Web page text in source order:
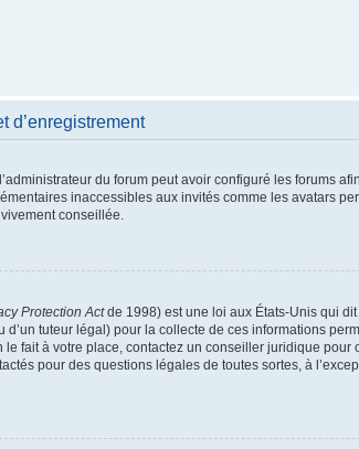
d’enregistrement
du forum peut avoir configuré les forums
inaccessibles aux invités comme les avatars
conseillée.
Protection Actde 1998) est une loi aux États-Unis qui
tuteur légal) pour la collecte de ces informations
le fait à votre place, contactez un conseiller juridique
pour des questions légales de toutes sortes, à